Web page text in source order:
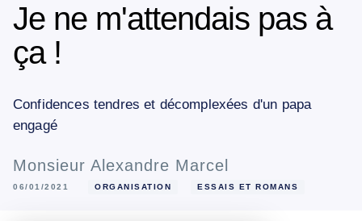
Je ne m'attendais pas à
ça !
Confidences tendres et décomplexées d'un papa
engagé
Monsieur Alexandre Marcel
06/01/2021 ORGANISATION ESSAIS ET ROMANS